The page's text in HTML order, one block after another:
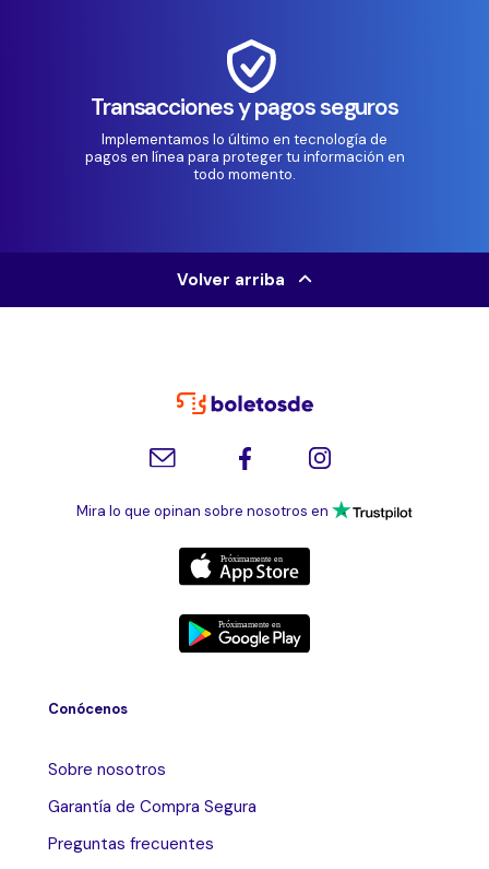
Transacciones y pagos seguros
Implementamos lo último en tecnología de
pagos en línea para proteger tu información en
todo momento.
Volver arriba
Mira lo que opinan sobre nosotros en
Conócenos
Sobre nosotros
Garantía de Compra Segura
Preguntas frecuentes